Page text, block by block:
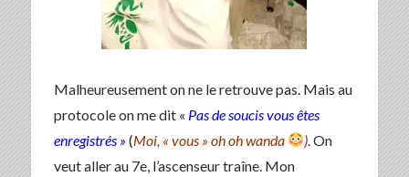
Malheureusement on ne le retrouve pas. Mais au
protocole on me dit « Pas de soucis vous êtes
enregistrés » (Moi, « vous » oh oh wanda ). On
veut aller au 7e, l’ascenseur traîne. Mon